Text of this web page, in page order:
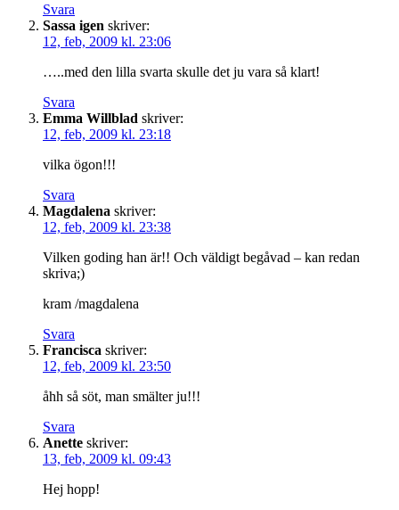
Svara
Sassa igen skriver:
12, feb, 2009 kl. 23:06
…..med den lilla svarta skulle det ju vara så klart!
Svara
Emma Willblad skriver:
12, feb, 2009 kl. 23:18
vilka ögon!!!
Svara
Magdalena skriver:
12, feb, 2009 kl. 23:38
Vilken goding han är!! Och väldigt begåvad – kan redan
skriva;)
kram /magdalena
Svara
Francisca skriver:
12, feb, 2009 kl. 23:50
åhh så söt, man smälter ju!!!
Svara
Anette skriver:
13, feb, 2009 kl. 09:43
Hej hopp!